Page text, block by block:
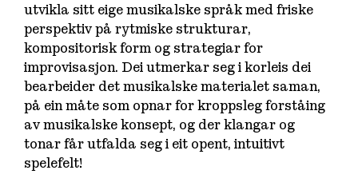
utvikla sitt eige musikalske språk med friske
perspektiv på rytmiske strukturar,
kompositorisk form og strategiar for
improvisasjon. Dei utmerkar seg i korleis dei
bearbeider det musikalske materialet saman,
på ein måte som opnar for kroppsleg forståing
av musikalske konsept, og der klangar og
tonar får utfalda seg i eit opent, intuitivt
spelefelt!